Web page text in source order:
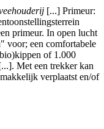
[...] Primeur:
primeur. In open lucht
voor; een comfortabele
of 1.000
Met een trekker kan
verplaatst en/of